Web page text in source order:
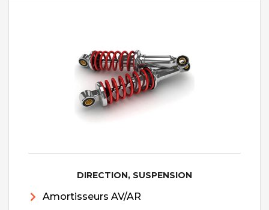
DIRECTION, SUSPENSION
Amortisseurs AV/AR